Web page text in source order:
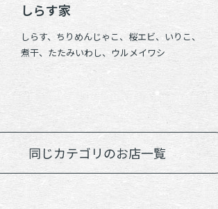
しらす家
しらす、ちりめんじゃこ、桜エビ、いりこ、
煮干、たたみいわし、ウルメイワシ
同じカテゴリのお店一覧